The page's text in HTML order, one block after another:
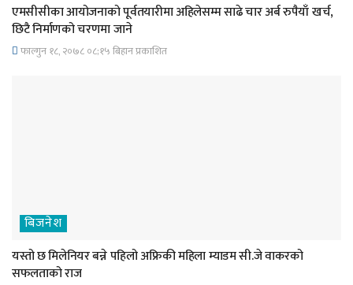
एमसीसीका आयोजनाको पूर्वतयारीमा अहिलेसम्म साढे चार अर्ब रुपैयाँ खर्च,
छिटै निर्माणको चरणमा जाने
फाल्गुन १८, २०७८ ०८;१५ बिहान प्रकाशित
बिजनेश
यस्तो छ मिलेनियर बन्ने पहिलो अफ्रिकी महिला म्याडम सी.जे वाकरको
सफलताको राज